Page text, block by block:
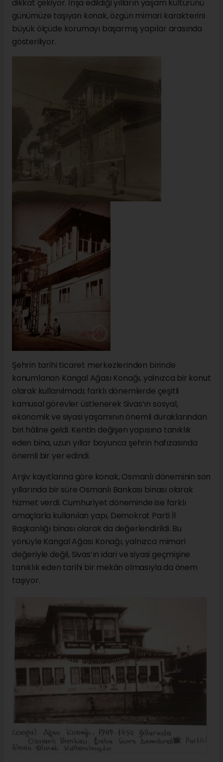
dikkat çekiyor. İnşa edildiği yılların yaşam kültürünü
günümüze taşıyan konak, özgün mimari karakterini
büyük ölçüde korumayı başarmış yapılar arasında
gösteriliyor.
Şehrin tarihi ticaret merkezlerinden birinde
konumlanan Kangal Ağası Konağı, yalnızca bir konut
olarak kullanılmadı; farklı dönemlerde çeşitli
kamusal görevler üstlenerek Sivas’ın sosyal,
ekonomik ve siyasi yaşamının önemli duraklarından
biri hâline geldi. Kentin değişen yapısına tanıklık
eden bina, uzun yıllar boyunca şehrin hafızasında
önemli bir yer edindi.
Arşiv kayıtlarına göre konak, Osmanlı döneminin son
yıllarında bir süre Osmanlı Bankası binası olarak
hizmet verdi. Cumhuriyet döneminde ise farklı
amaçlarla kullanılan yapı, Demokrat Parti İl
Başkanlığı binası olarak da değerlendirildi. Bu
yönüyle Kangal Ağası Konağı, yalnızca mimari
değeriyle değil, Sivas’ın idari ve siyasi geçmişine
tanıklık eden tarihi bir mekân olmasıyla da önem
taşıyor.